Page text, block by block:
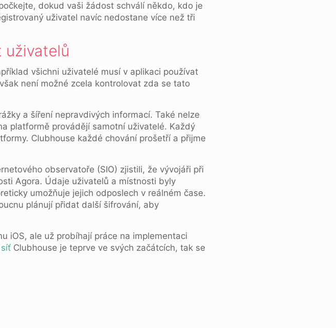
dokud vaši žádost schválí někdo, kdo je
uživatel navíc nedostane více než tři
uživatelů
všichni uživatelé musí v aplikaci používat
není možné zcela kontrolovat zda se tato
a šíření nepravdivých informací. Také nelze
platformě provádějí samotní uživatelé. Každý
Clubhouse každé chování prošetří a přijme
observatoře (SIO) zjistili, že vývojáři při
Agora. Údaje uživatelů a místnosti byly
umožňuje jejich odposlech v reálném čase.
plánují přidat další šifrování, aby
iOS, ale už probíhají práce na implementaci
Clubhouse je teprve ve svých začátcích, tak se